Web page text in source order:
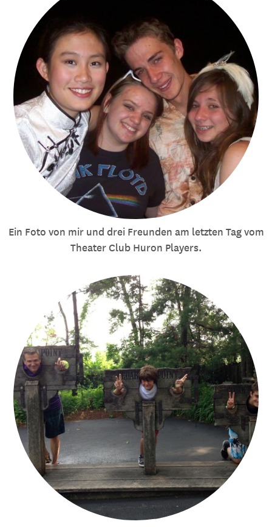
Ein Foto von mir und drei Freunden am letzten Tag vom
Theater Club Huron Players.